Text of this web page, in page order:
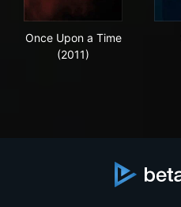
Once Upon a Time
(2011)